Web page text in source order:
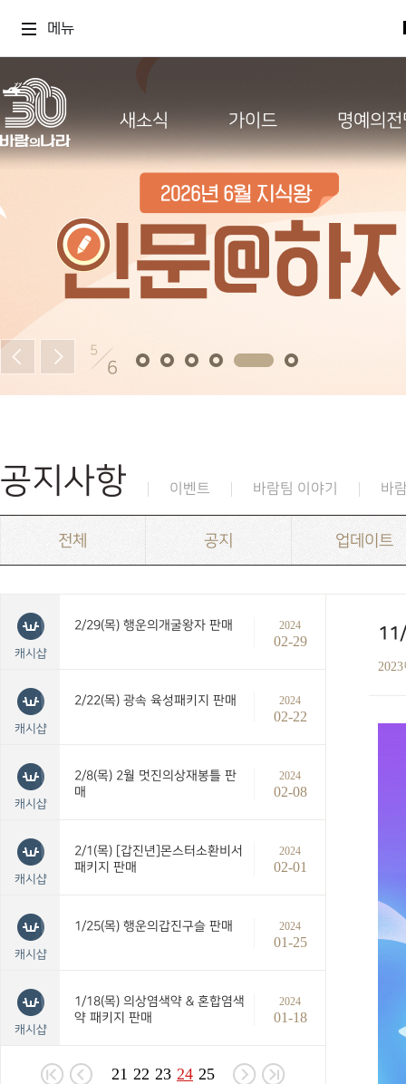
메뉴
새소식 가이드 명예의
5
6
공지사항 이벤트 바람팀 이야기 바
전체 공지 업데이트
캐시샵
2/29(목) 행운의개굴왕자 판매 2024
02-29
캐시샵
2/22(목) 광속 육성패키지 판매 2024
02-22
캐시샵
2/8(목) 2월 멋진의상재봉틀 판
매
2024
02-08
캐시샵
2/1(목) [갑진년]몬스터소환비서
패키지 판매
2024
02-01
캐시샵
1/25(목) 행운의갑진구슬 판매 2024
01-25
캐시샵
1/18(목) 의상염색약 & 혼합염색
약 패키지 판매
2024
01-18
21 22 23 24 25